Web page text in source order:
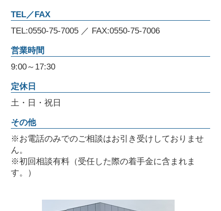
TEL／FAX
TEL:0550-75-7005 ／ FAX:0550-75-7006
営業時間
9:00～17:30
定休日
土・日・祝日
その他
※お電話のみでのご相談はお引き受けしておりませ
ん。
※初回相談有料（受任した際の着手金に含まれま
す。）